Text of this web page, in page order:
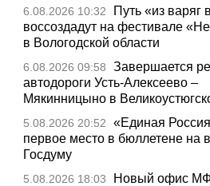
6.08.2026 10:32
Путь «из варяг
воссоздадут на фестивале
в Вологодской области
6.08.2026 09:58
Завершается
автодороги Усть-Алексеево –
Мякинницыно в
5.08.2026 20:52
«Единая
первое место в бюллетене на
Госдуму
5.08.2026 18:03
Новый офис